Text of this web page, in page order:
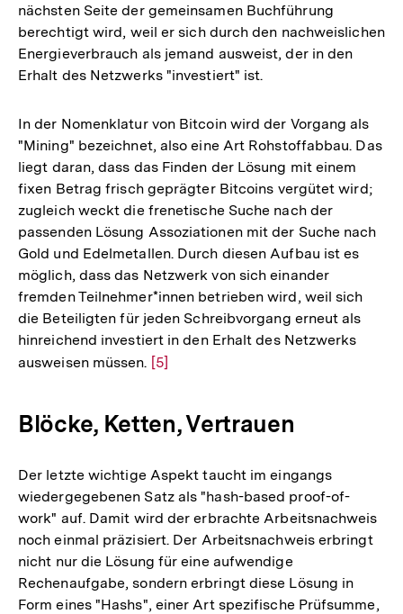
nächsten Seite der gemeinsamen Buchführung
berechtigt wird, weil er sich durch den nachweislichen
Energieverbrauch als jemand ausweist, der in den
Erhalt des Netzwerks "investiert" ist.
In der Nomenklatur von Bitcoin wird der Vorgang als
"Mining" bezeichnet, also eine Art Rohstoffabbau. Das
liegt daran, dass das Finden der Lösung mit einem
fixen Betrag frisch geprägter Bitcoins vergütet wird;
zugleich weckt die frenetische Suche nach der
passenden Lösung Assoziationen mit der Suche nach
Gold und Edelmetallen. Durch diesen Aufbau ist es
möglich, dass das Netzwerk von sich einander
fremden Teilnehmer*innen betrieben wird, weil sich
die Beteiligten für jeden Schreibvorgang erneut als
hinreichend investiert in den Erhalt des Netzwerks
ausweisen müssen. Zur
Fußnote
[5]
Blöcke, Ketten, Vertrauen
Der letzte wichtige Aspekt taucht im eingangs
wiedergegebenen Satz als "hash-based proof-of-
work" auf. Damit wird der erbrachte Arbeitsnachweis
noch einmal präzisiert. Der Arbeitsnachweis erbringt
nicht nur die Lösung für eine aufwendige
Rechenaufgabe, sondern erbringt diese Lösung in
Form eines "Hashs", einer Art spezifische Prüfsumme,